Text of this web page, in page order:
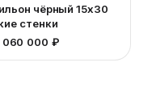
чёрный 15x30
стенки
060 000 ₽